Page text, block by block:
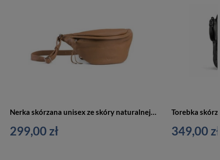
Nerka skórzana unisex ze skóry naturalnej VOOC EP19 crossbody camel brąz
299,00 zł 349,00 zł